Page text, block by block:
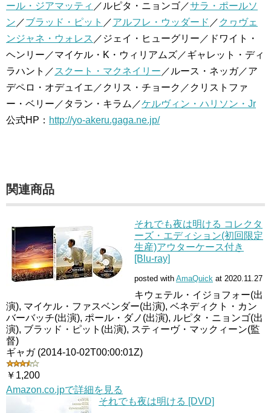
ール・ジアマッティ ／ルピタ・ニョンゴ／サラ・ポールソ
ン ／ブラッド・ピット ／アルフレ・ウッダード ／ クヮヴェ
ンジャネ・ウォレス ／ジェイ・ヒューグリー／ドワイト・
ヘンリー／マイケル・K・ウィリアムズ／ギャレット・ディ
ラハント／ スクート・マクネイリー ／ルース・ネッガ／ア
デペロ・オデュイエ／クリス・チョーク／クリストファ
ー・ベリー／タラン・キラム／ケルヴィン・ハリソン・Jr
公式HP： http://yo-akeru.gaga.ne.jp/
関連商品
それでも夜は明ける コレクタ
ーズ・エディション(初回限定
生産)アウターケース付き
[Blu-ray]
posted with AmaQuick at 2020.11.27
キウェテル・イジョフォー(出
演), マイケル・ファスベンダー(出演), ベネディクト・カン
バーバッチ(出演), ポール・ダノ(出演), ルピタ・ニョンゴ(出
演), ブラッド・ピット(出演), スティーヴ・マックィーン(監
督)
ギャガ (2014-10-02T00:00:01Z)
￥1,200
Amazon.co.jpで詳細を見る
それでも夜は明ける [DVD]